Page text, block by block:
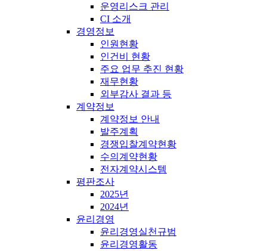
운영리스크 관리
CI 소개
경영정보
인원현황
인건비 현황
주요 업무 추진 현황
재무현황
외부감사 결과 등
계약정보
계약정보 안내
발주계획
경쟁입찰계약현황
수의계약현황
전자계약시스템
평판조사
2025년
2024년
윤리경영
윤리경영실천규범
윤리경영활동